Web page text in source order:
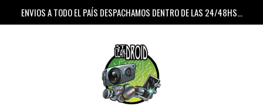
ENVIOS A TODO EL PAÍS DESPACHAMOS DENTRO DE LAS 24/48HS...